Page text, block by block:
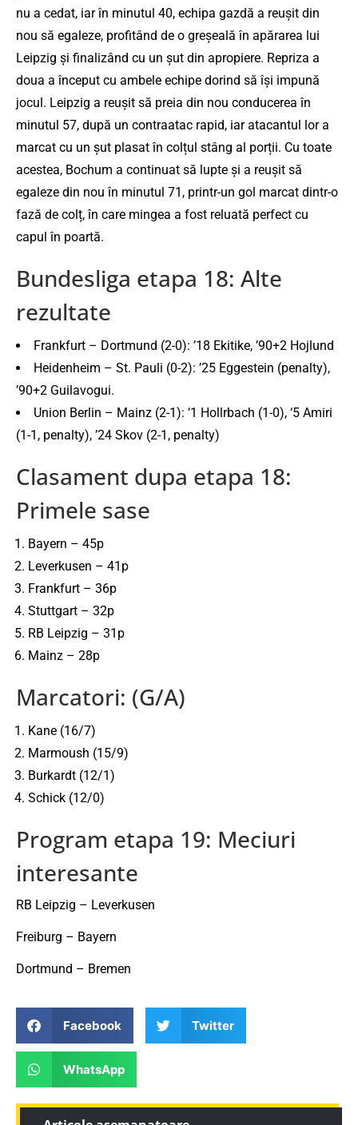
nu a cedat, iar în minutul 40, echipa gazdă a reușit din
nou să egaleze, profitând de o greșeală în apărarea lui
Leipzig și finalizând cu un șut din apropiere. Repriza a
doua a început cu ambele echipe dorind să își impună
jocul. Leipzig a reușit să preia din nou conducerea în
minutul 57, după un contraatac rapid, iar atacantul lor a
marcat cu un șut plasat în colțul stâng al porții. Cu toate
acestea, Bochum a continuat să lupte și a reușit să
egaleze din nou în minutul 71, printr-un gol marcat dintr-o
fază de colț, în care mingea a fost reluată perfect cu
capul în poartă.
Bundesliga etapa 18: Alte
rezultate
Frankfurt – Dortmund (2-0): ’18 Ekitike, ’90+2 Hojlund
Heidenheim – St. Pauli (0-2): ’25 Eggestein (penalty),
’90+2 Guilavogui.
Union Berlin – Mainz (2-1): ‘1 Hollrbach (1-0), ‘5 Amiri
(1-1, penalty), ’24 Skov (2-1, penalty)
Clasament dupa etapa 18:
Primele sase
Bayern – 45p
Leverkusen – 41p
Frankfurt – 36p
Stuttgart – 32p
RB Leipzig – 31p
Mainz – 28p
Marcatori: (G/A)
Kane (16/7)
Marmoush (15/9)
Burkardt (12/1)
Schick (12/0)
Program etapa 19: Meciuri
interesante
RB Leipzig – Leverkusen
Freiburg – Bayern
Dortmund – Bremen
Facebook Twitter
WhatsApp